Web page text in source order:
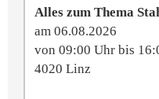
Alles zum Thema
am 06.08.2026
von 09:00 Uhr bis
4020 Linz